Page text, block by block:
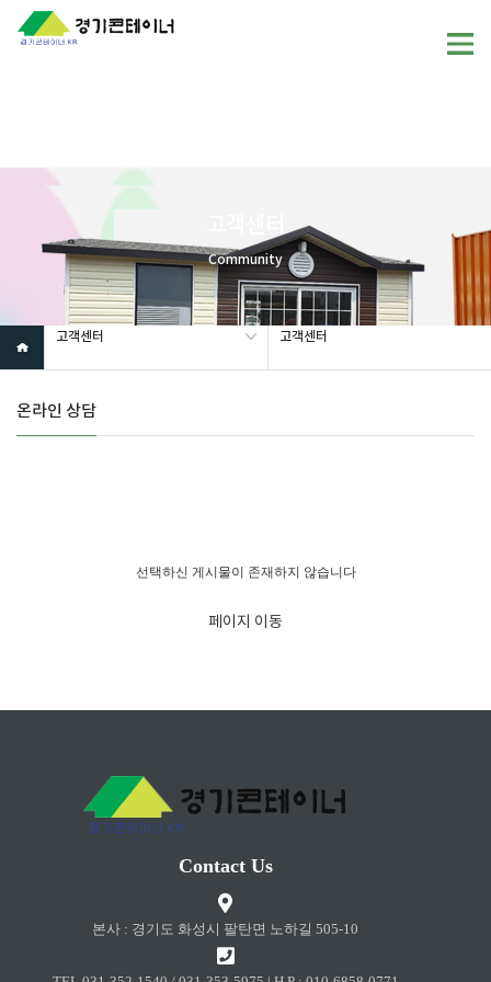
Warning: mysql_fetch_array(): supplied argument is not a valid
MySQL result resource in
/home/gunggictr/gungboard/view.php
Community
고객센터 고객센터
온라인 상담
선택하신 게시물이 존재하지 않습니다
페이지 이동
Contact Us
본사 : 경기도 화성시 팔탄면 노하길 505-10